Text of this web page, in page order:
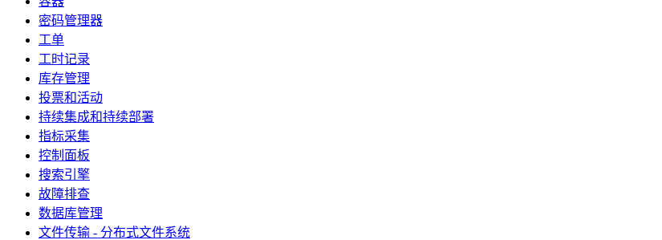
密码管理器
工单
工时记录
库存管理
投票和活动
持续集成和持续部署
指标采集
控制面板
搜索引擎
故障排查
数据库管理
文件传输 - 分布式文件系统